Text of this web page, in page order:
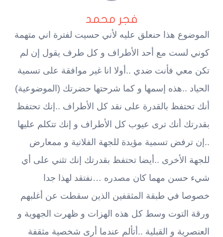
فجر محمد
الموضوع هذا حنعلق عليه لأني حسيت لفترة اني متهمة
كوني لست مع أحد الأطراف و كل طرف يقول إن لم
تكن معي فأنت ضدي ..أولا انا غير موافقة على تسمية
الحياد ..هذه إسمها و كما شرحتها حضرتك (الموضوعية)
أنك تحتفظ بالقدرة على نقد كل الأطراف ..إنك تحتفظ
بقدرتك أنك ترى عيوب كل الأطراف و إنك تتكلم عليها
..إن ترفض تسمية مؤيدة للجهة الفلانية و ممعارض
للجهة الأخرى ..أيضا تحتفظ بقدرتك إنك تثني على أي
شيء حسن مهما كان مصدره …نفتقد لهذا جدا
خصوصا في طبقة المثقفين الذين سقطت عن أغلبهم
ورقة التوت وسط كل هذه الهزات و ظهرت الجهوية و
العنصرية و القبلية ..أتألم عندما أرى شخصية مثقفة